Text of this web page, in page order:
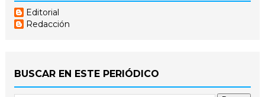
Editorial
Redacción
BUSCAR EN ESTE PERIÓDICO